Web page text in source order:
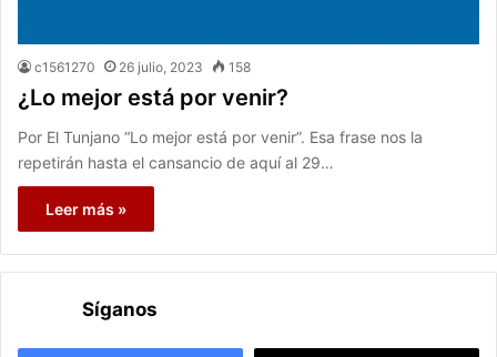
c1561270 26 julio, 2023 158
¿Lo mejor está por venir?
Por El Tunjano “Lo mejor está por venir”. Esa frase nos la
repetirán hasta el cansancio de aquí al 29…
Leer más »
Síganos